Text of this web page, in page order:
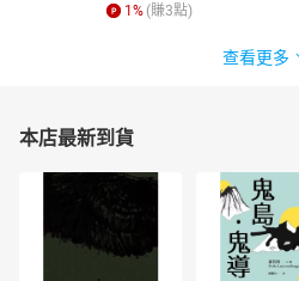
1 % (賺3點)
查看更多
本店最新到貨